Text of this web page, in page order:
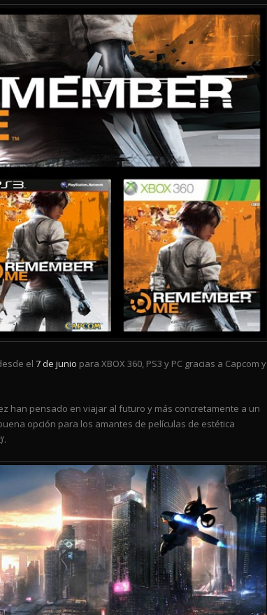
el 7 de junio para XBOX 360, PS3 y PC gracias a Capcom y
han pensado en viajar al futuro y más concretamente a un
opción para los amantes de películas de estética